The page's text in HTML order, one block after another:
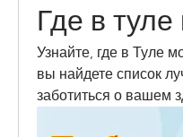
Где в
Узнайте, где в Туле
вы найдете список
заботиться о вашем